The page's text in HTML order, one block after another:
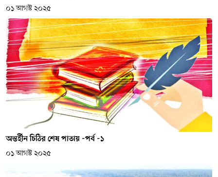
০১ আগস্ট ২০২৫
অন্তর্হীন চিঠির শেষ পাতায় -পর্ব -১
০১ আগস্ট ২০২৫